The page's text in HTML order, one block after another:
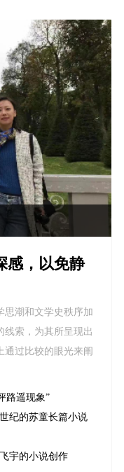
感，以免静
思潮和文学史秩序加
线索，为其所呈现出
通过比较的眼光来阐
路遥现象”
纪的苏童长篇小说
宇的小说创作